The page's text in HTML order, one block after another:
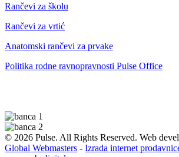
Rančevi za školu
Rančevi za vrtić
Anatomski rančevi za prvake
Politika rodne ravnopravnosti Pulse Office
© 2026 Pulse. All Rights Reserved. Web
Global Webmasters - Izrada internet